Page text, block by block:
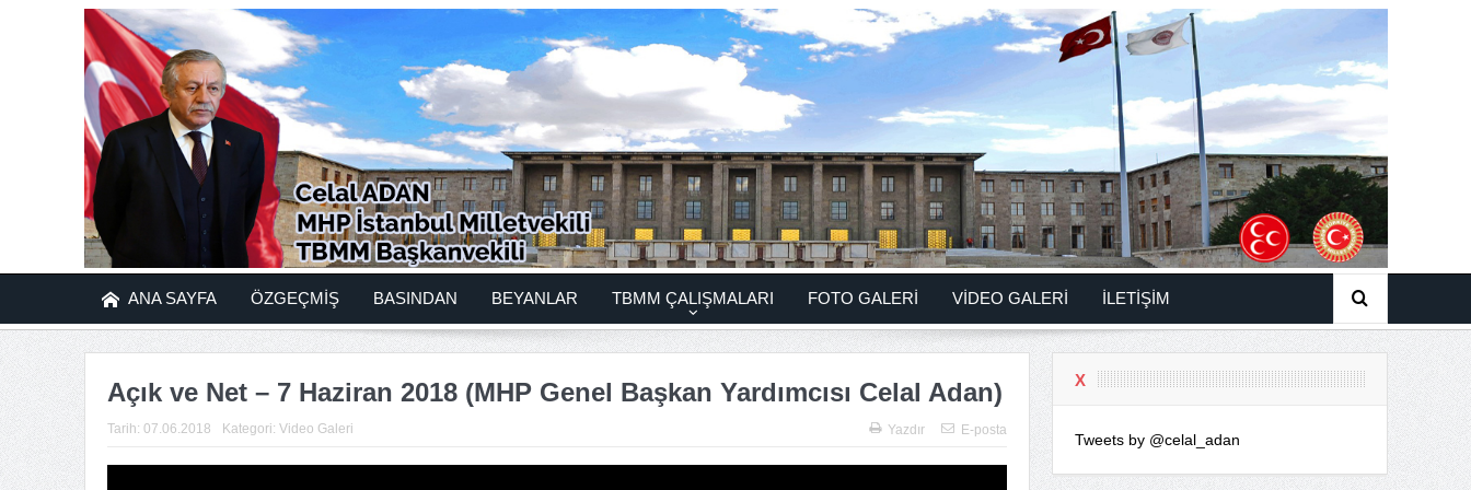
ANA SAYFA ÖZGEÇMİŞ BASINDAN BEYANLAR TBMM ÇALIŞMALARI FOTO GALERİ VİDEO GALERİ İLETİŞİM
Açık ve Net – 7 Haziran 2018 (MHP Genel Başkan Yardımcısı Celal Adan)
Tarih: 07.06.2018 Kategori: Video Galeri Yazdır E-posta
X
Tweets by @celal_adan